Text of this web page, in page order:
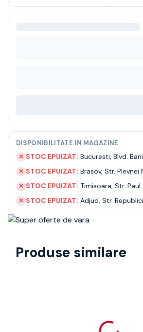
Termeni si conditii
Politica de confidentialitate
Intrebari frecvente
DISPONIBILITATE IN MAGAZINE
✕ STOC EPUIZAT: Bucuresti, Blvd.
✕ STOC EPUIZAT: Brasov, Str. Plevnei
✕ STOC EPUIZAT: Timisoara, Str. Paul
✕ STOC EPUIZAT: Adjud, Str.
Produse similare